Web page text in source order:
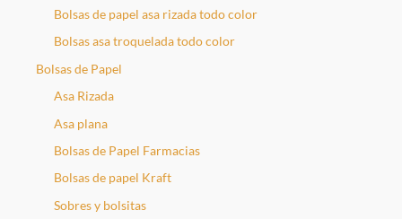
Bolsas de papel asa rizada todo color
Bolsas asa troquelada todo color
Bolsas de Papel
Asa Rizada
Asa plana
Bolsas de Papel Farmacias
Bolsas de papel Kraft
Sobres y bolsitas